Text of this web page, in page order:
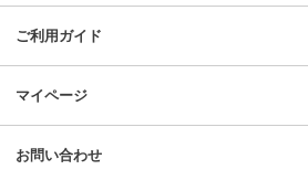
ご利用ガイド
マイページ
お問い合わせ